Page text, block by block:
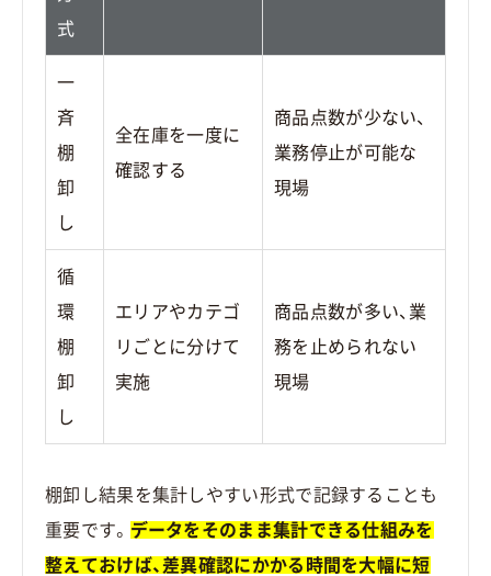
式
一
斉
棚
卸
し
全在庫を一度に
確認する
商品点数が少ない、
業務停止が可能な
現場
循
環
棚
卸
し
エリアやカテゴ
リごとに分けて
実施
商品点数が多い、業
務を止められない
現場
棚卸し結果を集計しやすい形式で記録することも
重要です。 データをそのまま集計できる仕組みを
整えておけば、差異確認にかかる時間を大幅に短